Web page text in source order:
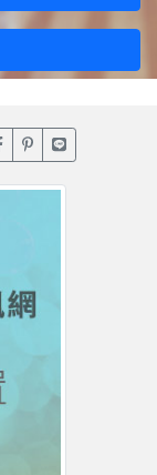
臉書分享(另開新視窗)
噗浪分享(另開新
Line分享(另